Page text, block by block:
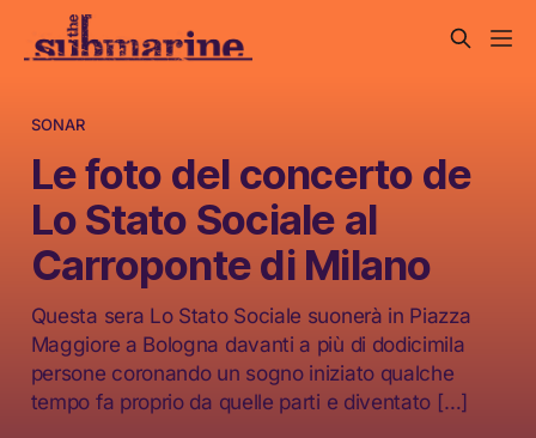
SONAR
Le foto del concerto de
Lo Stato Sociale al
Carroponte di Milano
Questa sera Lo Stato Sociale suonerà in Piazza
Maggiore a Bologna davanti a più di dodicimila
persone coronando un sogno iniziato qualche
tempo fa proprio da quelle parti e diventato […]